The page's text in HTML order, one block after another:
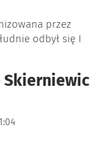
przez
odbył się I
Skierniewic